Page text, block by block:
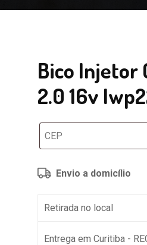
Bico Injetor
2.0 16v
Envio a domicílio
Retirada no local
Entrega em Curitiba -